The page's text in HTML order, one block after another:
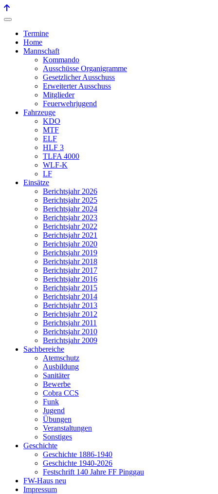
Termine
Home
Mannschaft
Kommando
Ausschüsse Organigramme
Gesetzlicher Ausschuss
Erweiterter Ausschuss
Mitglieder
Feuerwehrjugend
Fahrzeuge
KDO
MTF
ELF
HLF 3
TLFA 4000
WLF-K
LF
Einsätze
Berichtsjahr 2026
Berichtsjahr 2025
Berichtsjahr 2024
Berichtsjahr 2023
Berichtsjahr 2022
Berichtsjahr 2021
Berichtsjahr 2020
Berichtsjahr 2019
Berichtsjahr 2018
Berichtsjahr 2017
Berichtsjahr 2016
Berichtsjahr 2015
Berichtsjahr 2014
Berichtsjahr 2013
Berichtsjahr 2012
Berichtsjahr 2011
Berichtsjahr 2010
Berichtsjahr 2009
Sachbereiche
Atemschutz
Ausbildung
Sanitäter
Bewerbe
Cobra CCS
Funk
Jugend
Übungen
Veranstaltungen
Sonstiges
Geschichte
Geschichte 1886-1940
Geschichte 1940-2026
Festschrift 140 Jahre FF Pinggau
FW-Haus neu
Impressum